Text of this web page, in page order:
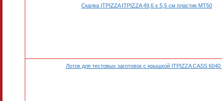
Скалка ITPIZZA ITPIZZA 49,6 х 5,5 см пластик MT50
Лоток для тестовых заготовок с крышкой ITPIZZA CASS 6040